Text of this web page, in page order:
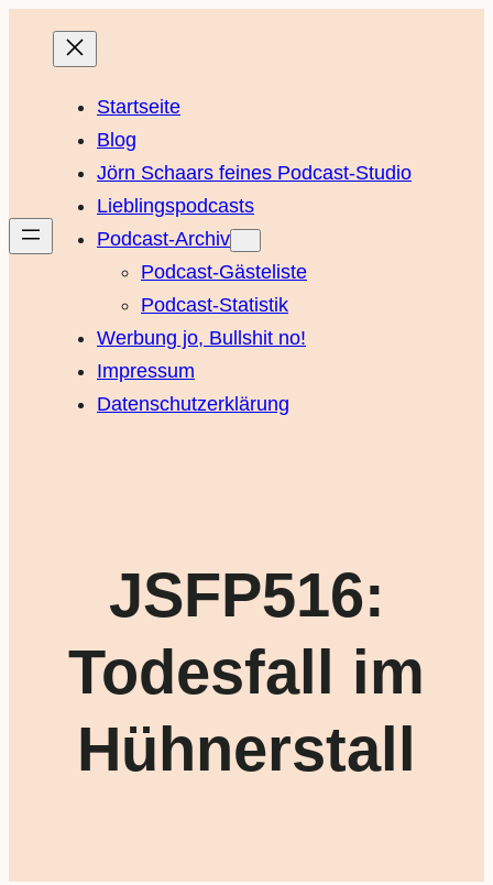
Startseite
Blog
Jörn Schaars feines Podcast-Studio
Lieblingspodcasts
Podcast-Archiv
Podcast-Gästeliste
Podcast-Statistik
Werbung jo, Bullshit no!
Impressum
Datenschutzerklärung
JSFP516:
Todesfall im
Hühnerstall